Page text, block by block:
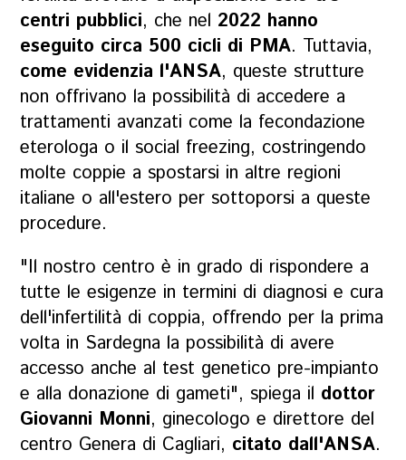
centri pubblici, che nel 2022 hanno
eseguito circa 500 cicli di PMA. Tuttavia,
come evidenzia l'ANSA, queste strutture
non offrivano la possibilità di accedere a
trattamenti avanzati come la fecondazione
eterologa o il social freezing, costringendo
molte coppie a spostarsi in altre regioni
italiane o all'estero per sottoporsi a queste
procedure.
"Il nostro centro è in grado di rispondere a
tutte le esigenze in termini di diagnosi e cura
dell'infertilità di coppia, offrendo per la prima
volta in Sardegna la possibilità di avere
accesso anche al test genetico pre-impianto
e alla donazione di gameti", spiega il dottor
Giovanni Monni, ginecologo e direttore del
centro Genera di Cagliari, citato dall'ANSA.